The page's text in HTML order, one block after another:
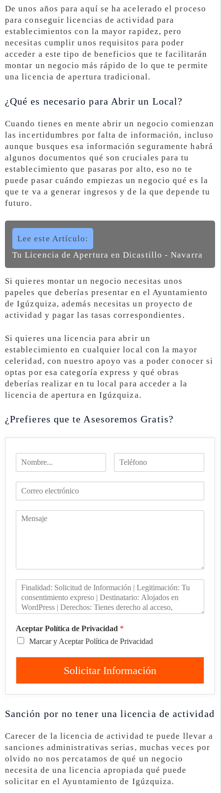
De unos años para aquí se ha acelerado el proceso
para conseguir licencias de actividad para
establecimientos con la mayor rapidez, pero
necesitas cumplir unos requisitos para poder
acceder a este tipo de beneficios que te facilitarán
montar un negocio más rápido de lo que te permite
una licencia de apertura tradicional.
¿Qué es necesario para Abrir un Local?
Cuando tienes en mente abrir un negocio comienzan
las incertidumbres por falta de información, incluso
aunque busques esa información seguramente habrá
algunos documentos qué son cruciales para tu
establecimiento que pasaras por alto, eso no te
puede pasar cuándo empiezas un negocio qué es la
que te va a generar ingresos y de la que depende tu
futuro.
Lee este Artículo:
Tu Licencia de Apertura en Dicastillo - Navarra
Si quieres montar un negocio necesitas unos
papeles que deberías presentar en el Ayuntamiento
de Igúzquiza, además necesitas un proyecto de
actividad y pagar las tasas correspondientes.
Si quieres una licencia para abrir un
establecimiento en cualquier local con la mayor
celeridad, con nuestro apoyo vas a poder conocer si
optas por esa categoría express y qué obras
deberías realizar en tu local para acceder a la
licencia de apertura en Igúzquiza.
¿Prefieres que te Asesoremos Gratis?
Aceptar Política de Privacidad *
Marcar y Aceptar Política de Privacidad
Solicitar Información
Sanción por no tener una licencia de actividad
Carecer de la licencia de actividad te puede llevar a
sanciones administrativas serias, muchas veces por
olvido no nos percatamos de qué un negocio
necesita de una licencia apropiada qué puede
solicitar en el Ayuntamiento de Igúzquiza.